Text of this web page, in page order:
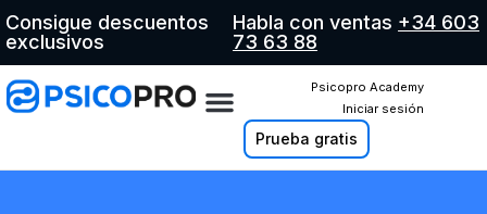
Consigue descuentos
exclusivos
Habla con ventas +34 603
73 63 88
Psicopro Academy
Iniciar sesión
Prueba gratis